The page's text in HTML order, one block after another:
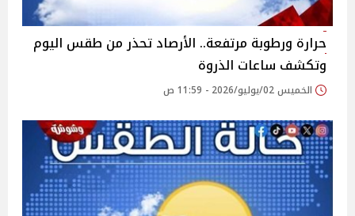
حرارة ورطوبة مرتفعة.. الأرصاد تحذر من طقس اليوم
وتكشف ساعات الذروة
الخميس 02/يوليو/2026 - 11:59 ص